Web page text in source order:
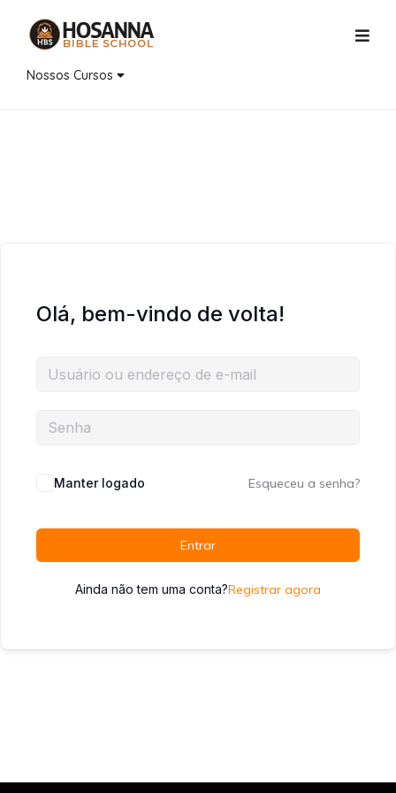
Nossos Cursos
Olá, bem-vindo de volta!
Manter logado Esqueceu a senha?
Entrar
Ainda não tem uma conta?Registrar agora